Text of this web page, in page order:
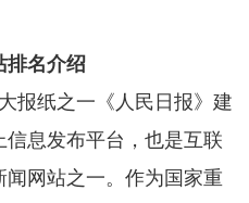
名介绍
报纸之一《人民日报》建
息发布平台，也是互联
闻网站之一。作为国家重